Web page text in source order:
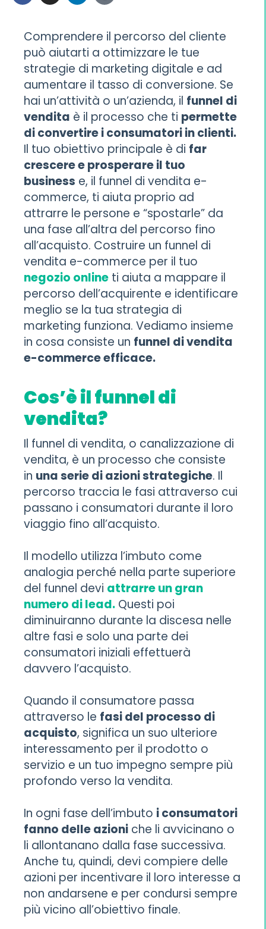
Comprendere il percorso del cliente
può aiutarti a ottimizzare le tue
strategie di marketing digitale e ad
aumentare il tasso di conversione. Se
hai un’attività o un’azienda, il funnel di
vendita è il processo che ti permette
di convertire i consumatori in clienti.
Il tuo obiettivo principale è di far
crescere e prosperare il tuo
business e, il funnel di vendita e-
commerce, ti aiuta proprio ad
attrarre le persone e “spostarle” da
una fase all’altra del percorso fino
all’acquisto. Costruire un funnel di
vendita e-commerce per il tuo
negozio online ti aiuta a mappare il
percorso dell’acquirente e identificare
meglio se la tua strategia di
marketing funziona. Vediamo insieme
in cosa consiste un funnel di vendita
e-commerce efficace.
Cos’è il funnel di
vendita?
Il funnel di vendita, o canalizzazione di
vendita, è un processo che consiste
in una serie di azioni strategiche. Il
percorso traccia le fasi attraverso cui
passano i consumatori durante il loro
viaggio fino all’acquisto.
Il modello utilizza l’imbuto come
analogia perché nella parte superiore
del funnel devi attrarre un gran
numero di lead. Questi poi
diminuiranno durante la discesa nelle
altre fasi e solo una parte dei
consumatori iniziali effettuerà
davvero l’acquisto.
Quando il consumatore passa
attraverso le fasi del processo di
acquisto, significa un suo ulteriore
interessamento per il prodotto o
servizio e un tuo impegno sempre più
profondo verso la vendita.
In ogni fase dell’imbuto i consumatori
fanno delle azioni che li avvicinano o
li allontanano dalla fase successiva.
Anche tu, quindi, devi compiere delle
azioni per incentivare il loro interesse a
non andarsene e per condursi sempre
più vicino all’obiettivo finale.